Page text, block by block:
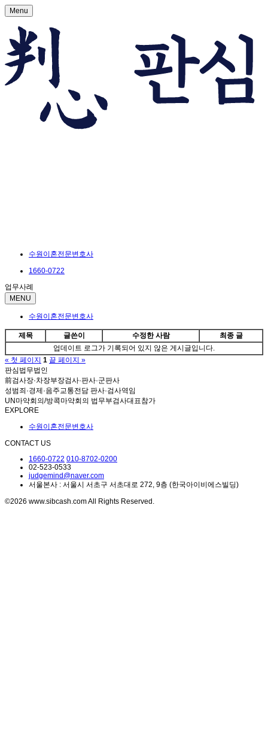
Menu
수원이혼전문변호사
1660-0722
업무사례
MENU
수원이혼전문변호사
제목 글쓴이 수정한 사람
최종 글
업데이트 로그가 기록되어 있지 않은 게시글입니다.
« 첫 페이지 1 끝 페이지 »
판심법무법인
前검사장·차장부장검사·판사·군판사
성범죄·경제·음주교통전담 판사·검사역임
UN마약회의/방콕마약회의 법무부검사대표참가
EXPLORE
수원이혼전문변호사
CONTACT US
1660-0722 010-8702-0200
02-523-0533
judgemind@naver.com
서울본사 : 서울시 서초구 서초대로 272, 9층 (한국아이비에스빌딩)
©2026 www.sibcash.com All Rights Reserved.